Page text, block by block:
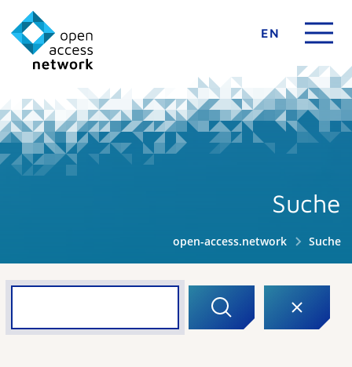
EN
Suche
open-access.network Suche